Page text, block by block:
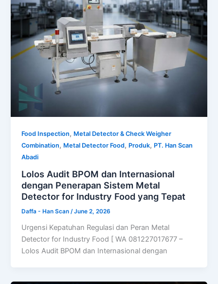
Food Inspection, Metal Detector & Check Weigher
Combination, Metal Detector Food, Produk, PT. Han Scan
Abadi
Lolos Audit BPOM dan Internasional
dengan Penerapan Sistem Metal
Detector for Industry Food yang Tepat
Daffa - Han Scan/June 2, 2026
Urgensi Kepatuhan Regulasi dan Peran Metal
Detector for Industry Food [ WA 081227017677 –
Lolos Audit BPOM dan Internasional dengan